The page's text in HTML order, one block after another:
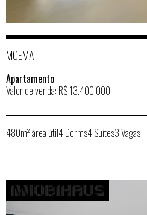
MOEMA
Apartamento
Valor de venda: R$ 13.400.000
480m² área útil4 Dorms4 Suítes3 Vagas